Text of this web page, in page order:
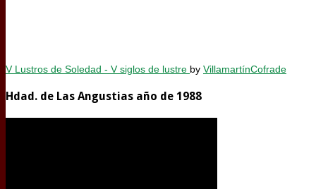
V Lustros de Soledad - V siglos de lustre by VillamartínCofrade
Hdad. de Las Angustias año de 1988